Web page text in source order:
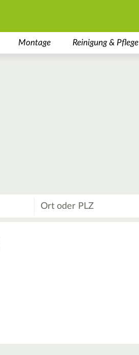
Montage Reinigung & Pflege